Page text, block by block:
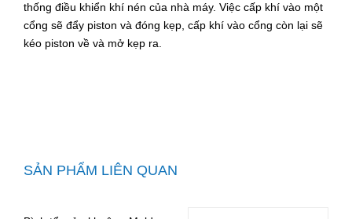
thống điều khiển khí nén của nhà máy. Việc cấp khí vào một
cổng sẽ đẩy piston và đóng kẹp, cấp khí vào cổng còn lại sẽ
kéo piston về và mở kẹp ra.
SẢN PHẨM LIÊN QUAN